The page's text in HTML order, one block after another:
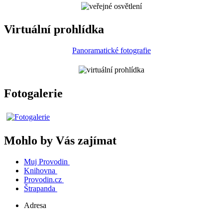
Virtuální prohlídka
Panoramatické fotografie
Fotogalerie
Mohlo by Vás zajímat
Muj Provodin
Knihovna
Provodin.cz
Štrapanda
Adresa